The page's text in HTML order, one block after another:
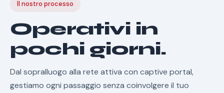
Il nostro processo
Operativi in
pochi giorni.
Dal sopralluogo alla rete attiva con captive portal,
gestiamo ogni passaggio senza coinvolgere il tuo